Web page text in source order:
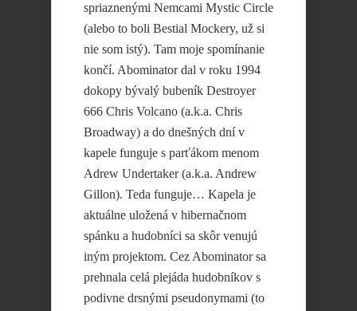
spriaznenými Nemcami Mystic Circle
(alebo to boli Bestial Mockery, už si
nie som istý). Tam moje spomínanie
končí. Abominator dal v roku 1994
dokopy bývalý bubeník Destroyer
666 Chris Volcano (a.k.a. Chris
Broadway) a do dnešných dní v
kapele funguje s parťákom menom
Adrew Undertaker (a.k.a. Andrew
Gillon). Teda funguje… Kapela je
aktuálne uložená v hibernačnom
spánku a hudobníci sa skôr venujú
iným projektom. Cez Abominator sa
prehnala celá plejáda hudobníkov s
podivne drsnými pseudonymami (to